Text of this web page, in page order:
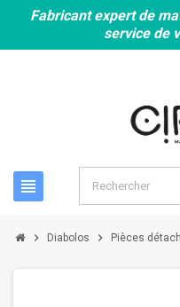
Fabricant expert de
service de
view_headline
chevron_right Diabolos chevron_right Pièces